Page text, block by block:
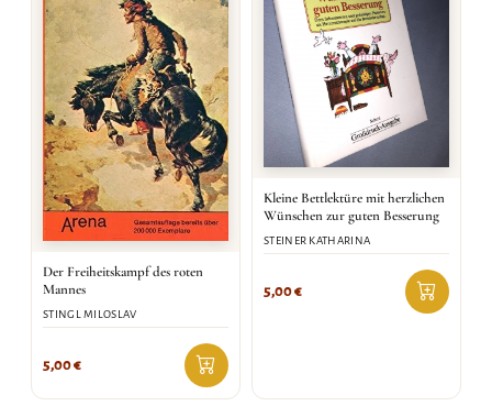
Der Freiheitskampf des roten
Mannes
STINGL MILOSLAV
5,00€
Kleine Bettlektüre mit herzlichen
Wünschen zur guten Besserung
STEINER KATHARINA
5,00€